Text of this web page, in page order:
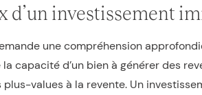
d’un investissement
une compréhension
capacité d’un bien à générer des
values à la revente. Un